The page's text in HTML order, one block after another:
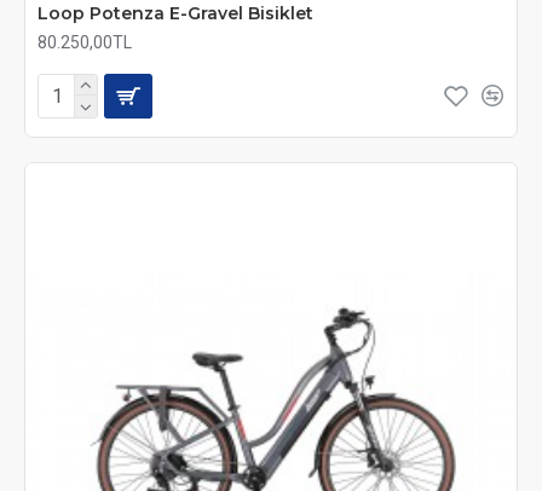
Loop Potenza E-Gravel Bisiklet
80.250,00TL